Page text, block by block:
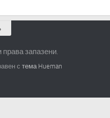
запазени.
с тема Hueman